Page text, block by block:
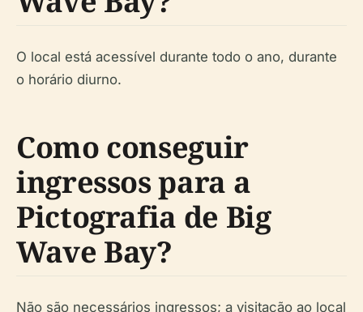
O local está acessível durante todo o ano, durante
o horário diurno.
Como conseguir
ingressos para a
Pictografia de Big
Wave Bay?
Não são necessários ingressos; a visitação ao local